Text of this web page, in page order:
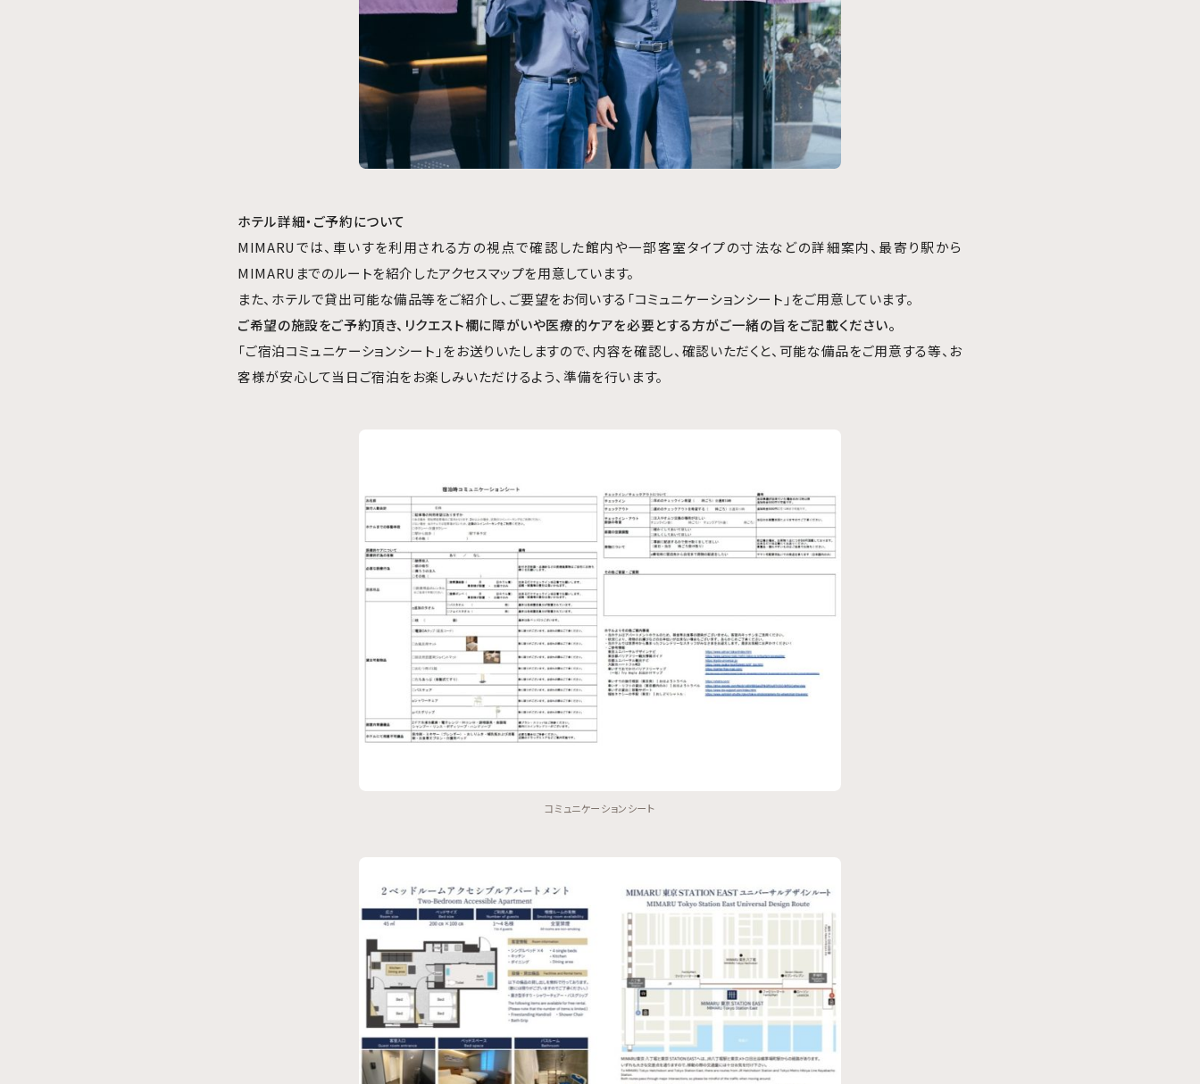
ホテル詳細・ご予約について
MIMARUでは、車いすを利用される方の視点で確認した館内や一部客室タイプの寸法などの詳細案内、最寄り駅から
MIMARUまでのルートを紹介したアクセスマップを用意しています。
また、ホテルで貸出可能な備品等をご紹介し、ご要望をお伺いする「コミュニケーションシート」をご用意しています。
ご希望の施設をご予約頂き、リクエスト欄に障がいや医療的ケアを必要とする方がご一緒の旨をご記載ください。
「ご宿泊コミュニケーションシート」をお送りいたしますので、内容を確認し、確認いただくと、可能な備品をご用意する等、お
客様が安心して当日ご宿泊をお楽しみいただけるよう、準備を行います。
コミュニケーションシート